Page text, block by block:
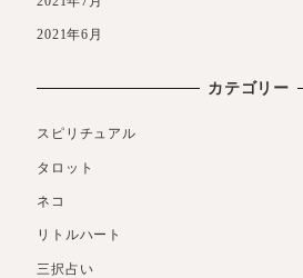
2021年6月
カテゴリー
スピリチュアル
タロット
ネコ
リトルハート
三択占い